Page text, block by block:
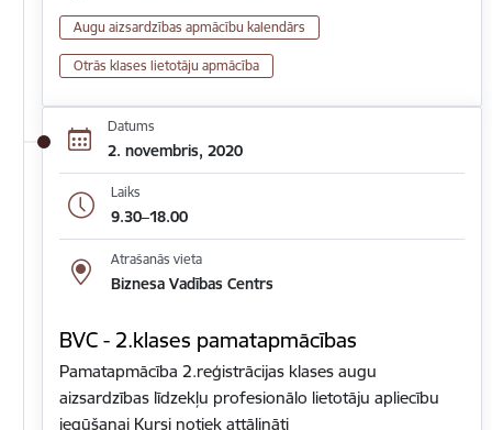
Augu aizsardzības apmācību kalendārs
Otrās klases lietotāju apmācība
Datums
2. novembris, 2020
Laiks
9.30–18.00
Atrašanās vieta
Biznesa Vadības Centrs
BVC - 2.klases pamatapmācības
Pamatapmācība 2.reģistrācijas klases augu
aizsardzības līdzekļu profesionālo lietotāju apliecību
iegūšanai Kursi notiek attālināti